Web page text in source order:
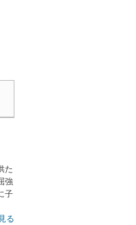
た
強
子
る